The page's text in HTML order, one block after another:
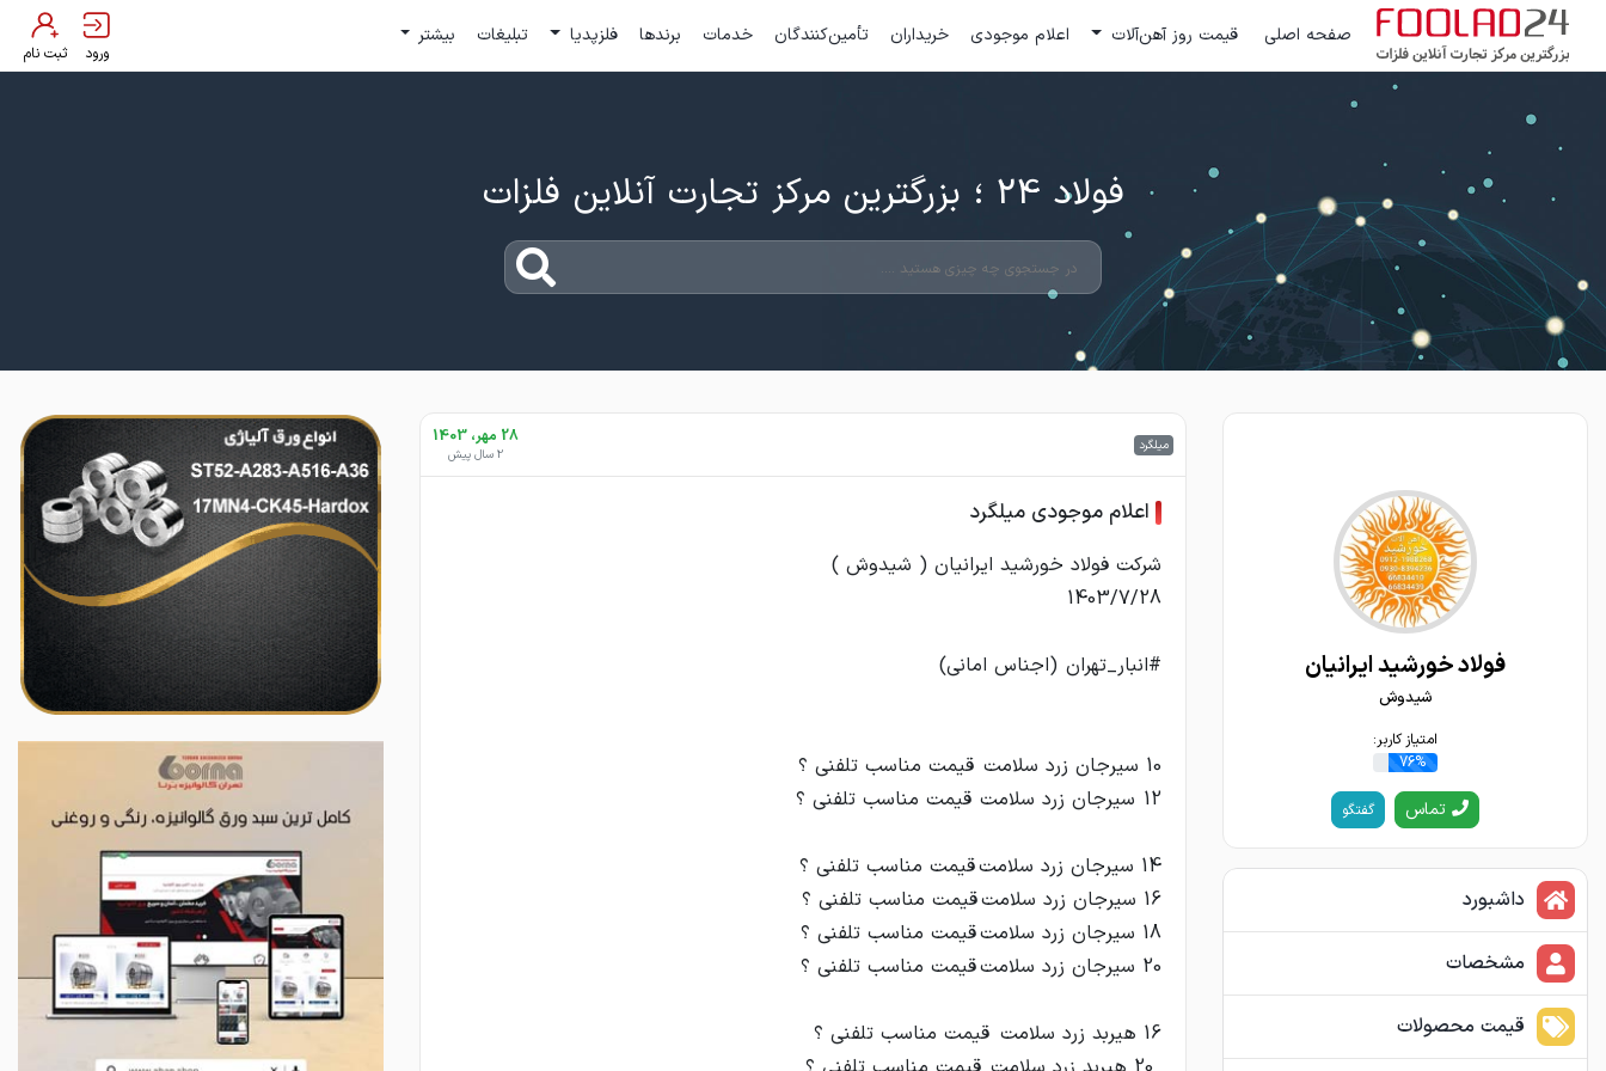
صفحه اصلی قیمت روز آهن‌آلات اعلام موجودی خریداران تأمین‌کنندگان خدمات برندها فلزپدیا تبلیغات بیشتر
ورود ثبت نام
فولاد 24 ؛ بزرگترین مرکز تجارت آنلاین فلزات
فولاد خورشید ایرانیان
شیدوش
امتیاز کاربر:
76%
تماس گفتگو
داشبورد
مشخصات
قیمت محصولات
میلگرد 28 مهر، 1403
2 سال پیش
اعلام موجودی میلگرد